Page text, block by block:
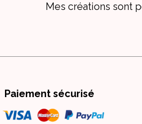
Mes créations sont
Paiement sécurisé